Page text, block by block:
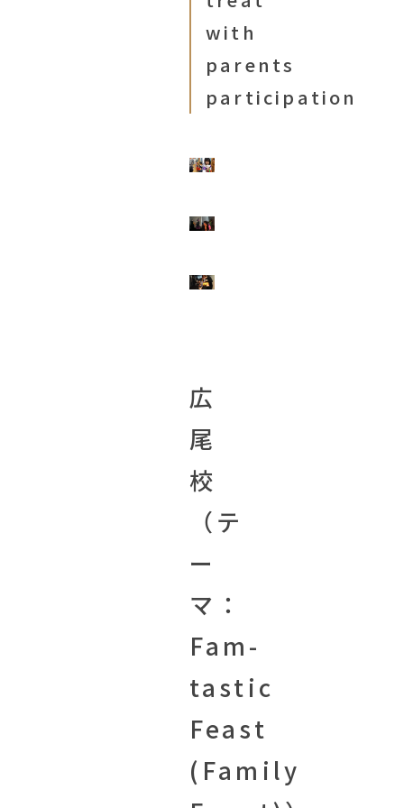
with
parents
participation
広
尾
校
（テ
ー
マ：
Fam-
tastic
Feast
(Family